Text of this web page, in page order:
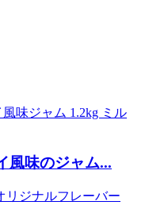
風味のジャム...